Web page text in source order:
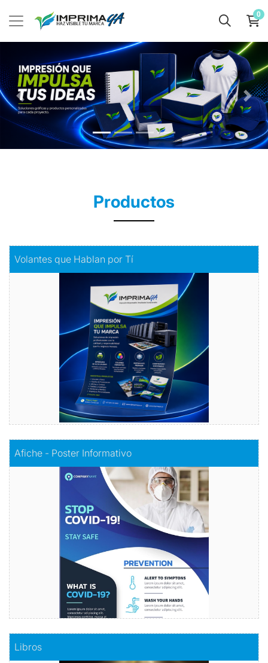
0
Productos
Volantes que Hablan por Tí
Volantes con Amor
Comprar
Comprar
Afiche - Poster Informativo
Información visualmente atractiva
Comprar
Comprar
Libros
Comprar